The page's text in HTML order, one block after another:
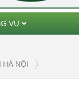
VỤ
HÀ NỘI